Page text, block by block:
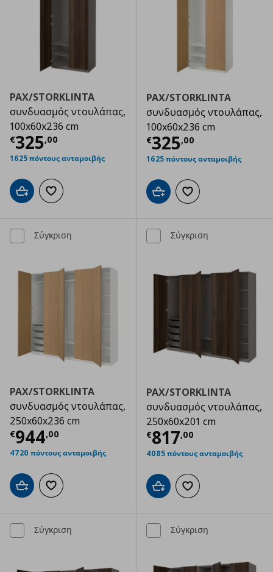
PAX/STORKLINTA
συνδυασμός ντουλάπας,
100x60x236 cm
€325,00
Τρέχουσα τιμή € 325,00
1625 πόντους ανταμοιβής
Προσθήκη στο καλάθι
Προσθήκη στα αγαπημένα
PAX/STORKLINTA
συνδυασμός ντουλάπας,
100x60x236 cm
€325,00
Τρέχουσα
1625 πόντους ανταμοιβής
Προσθήκη στο καλάθι
Προσθήκη στα
Σύγκριση
PAX/STORKLINTA
συνδυασμός ντουλάπας,
250x60x236 cm
€944,00
Τρέχουσα τιμή € 944,00
4720 πόντους ανταμοιβής
Προσθήκη στο καλάθι
Προσθήκη στα αγαπημένα
Σύγκριση
PAX/STORKLINTA
συνδυασμός ντουλάπας,
250x60x201 cm
€817,00
Τρέχουσα
4085 πόντους ανταμοιβής
Προσθήκη στο καλάθι
Προσθήκη στα
Σύγκριση Σύγκριση